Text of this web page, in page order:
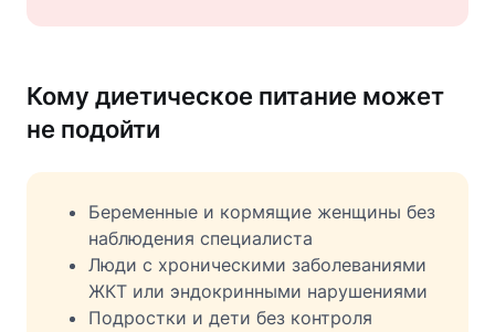
Кому диетическое питание может
не подойти
Беременные и кормящие женщины без
наблюдения специалиста
Люди с хроническими заболеваниями
ЖКТ или эндокринными нарушениями
Подростки и дети без контроля